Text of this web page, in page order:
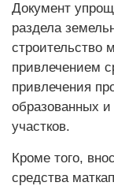
Документ
раздела
строительство
привлечением
привлечения
образованных
участков.
Кроме того,
средства